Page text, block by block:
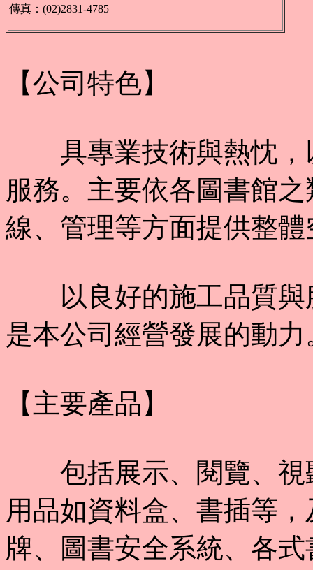
傳真：(02)2831-4785
【公司特色】
具專業技術與熱忱，
服務。主要依各圖書館
線、管理等方面提供整
以良好的施工品質與
是本公司經營發展的動力
【主要產品】
包括展示、閱覽、視
用品如資料盒、書插等
牌、圖書安全系統、各